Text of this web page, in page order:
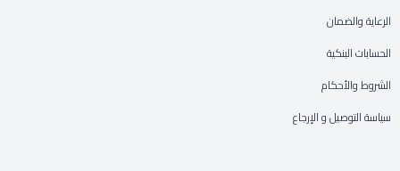
الرعاية والضمان
الحسابات البنكية
الشروط والأحكام
سياسة التوصيل و الإرجاع